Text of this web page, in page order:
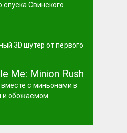
спуска Свинского
3D шутер от первого
Me: Minion Rush
с миньонами в
и обожаемом